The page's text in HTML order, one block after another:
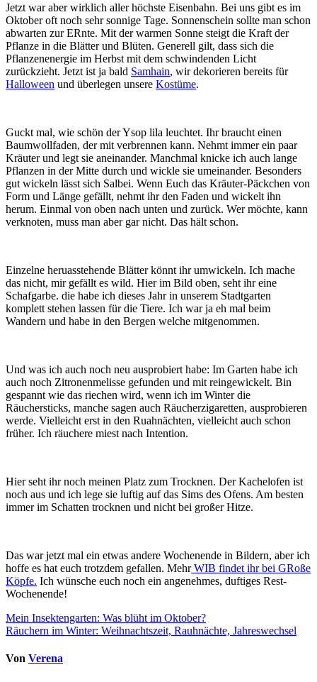
Jetzt war aber wirklich aller höchste Eisenbahn. Bei uns gibt es im
Oktober oft noch sehr sonnige Tage. Sonnenschein sollte man schon
abwarten zur ERnte. Mit der warmen Sonne steigt die Kraft der
Pflanze in die Blätter und Blüten. Generell gilt, dass sich die
Pflanzenenergie im Herbst mit dem schwindenden Licht
zurückzieht. Jetzt ist ja bald Samhain, wir dekorieren bereits für
Halloween und überlegen unsere Kostüme.
Guckt mal, wie schön der Ysop lila leuchtet. Ihr braucht einen
Baumwollfaden, der mit verbrennen kann. Nehmt immer ein paar
Kräuter und legt sie aneinander. Manchmal knicke ich auch lange
Pflanzen in der Mitte durch und wickle sie umeinander. Besonders
gut wickeln lässt sich Salbei. Wenn Euch das Kräuter-Päckchen von
Form und Länge gefällt, nehmt ihr den Faden und wickelt ihn
herum. Einmal von oben nach unten und zurück. Wer möchte, kann
verknoten, muss man aber gar nicht. Das hält schon.
Einzelne heruasstehende Blätter könnt ihr umwickeln. Ich mache
das nicht, mir gefällt es wild. Hier im Bild oben, seht ihr eine
Schafgarbe. die habe ich dieses Jahr in unserem Stadtgarten
komplett stehen lassen für die Tiere. Ich war ja eh mal beim
Wandern und habe in den Bergen welche mitgenommen.
Und was ich auch noch neu ausprobiert habe: Im Garten habe ich
auch noch Zitronenmelisse gefunden und mit reingewickelt. Bin
gespannt wie das riechen wird, wenn ich im Winter die
Räuchersticks, manche sagen auch Räucherzigaretten, ausprobieren
werde. Vielleicht erst in den Ruahnächten, vielleicht auch schon
früher. Ich räuchere miest nach Intention.
Hier seht ihr noch meinen Platz zum Trocknen. Der Kachelofen ist
noch aus und ich lege sie luftig auf das Sims des Ofens. Am besten
immer im Schatten trocknen und nicht bei großer Hitze.
Das war jetzt mal ein etwas andere Wochenende in Bildern, aber ich
hoffe es hat euch trotzdem gefallen. MehrWIB findet ihr bei GRoße
Köpfe. Ich wünsche euch noch ein angenehmes, duftiges Rest-
Wochenende!
Beitragsnavigation
Mein Insektengarten: Was blüht im Oktober?
Räuchern im Winter: Weihnachtszeit, Rauhnächte, Jahreswechsel
Von Verena